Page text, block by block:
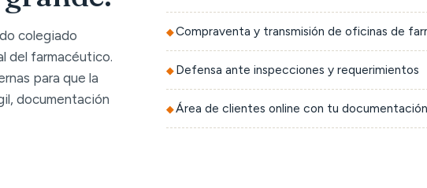
colegiado
del farmacéutico.
para que la
documentación
Compraventa y transmisión de oficinas de
Defensa ante inspecciones y requerimientos
Área de clientes online con tu